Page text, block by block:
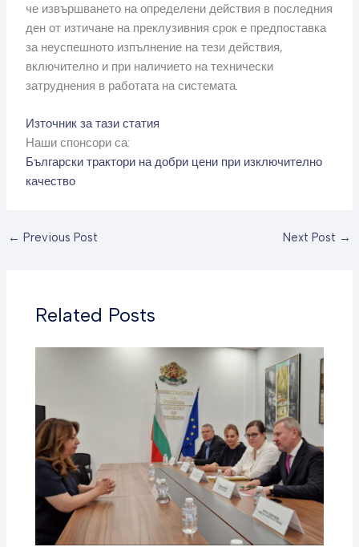
че извършването на определени действия в последния
ден от изтичане на преклузивния срок е предпоставка
за неуспешното изпълнение на тези действия,
включително и при наличието на технически
затруднения в работата на системата.
Източник за тази статия
Наши спонсори са:
Български трактори на добри цени при изключително
качество
← Previous Post Next Post →
Related Posts